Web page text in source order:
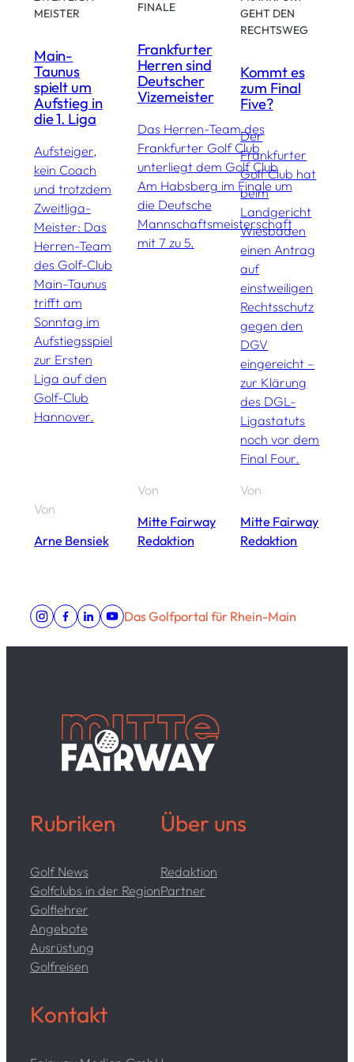
MEISTER
Main-
Taunus
spielt um
Aufstieg in
die 1. Liga
Aufsteiger,
kein Coach
und trotzdem
Zweitliga-
Meister: Das
Herren-Team
des Golf-Club
Main-Taunus
trifft am
Sonntag im
Aufstiegsspiel
zur Ersten
Liga auf den
Golf-Club
Hannover.
Von
Arne Bensiek
FINALE
Frankfurter
Herren sind
Deutscher
Vizemeister
Das Herren-Team des
Frankfurter Golf Club
unterliegt dem Golf Club
Am Habsberg im Finale um
die Deutsche
Mannschaftsmeisterschaft
mit 7 zu 5.
Von
Mitte Fairway
Redaktion
GEHT DEN
RECHTSWEG
Kommt es
zum Final
Five?
Der
Frankfurter
Golf Club hat
beim
Landgericht
Wiesbaden
einen Antrag
auf
einstweiligen
Rechtsschutz
gegen den
DGV
eingereicht –
zur Klärung
des DGL-
Ligastatuts
noch vor dem
Final Four.
Von
Mitte Fairway
Redaktion
Das Golfportal für Rhein-Main
Rubriken
Golf News
Golfclubs in der Region
Golflehrer
Angebote
Ausrüstung
Golfreisen
Über uns
Redaktion
Partner
Kontakt